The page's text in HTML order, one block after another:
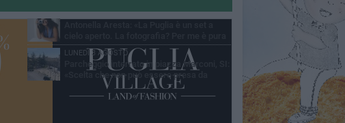
LUNEDÌ 3 AGOSTO
poesia»
LUNEDÌ 3 AGOSTO
Parcheggio interrato in piazza Marconi, SI:
«Scelta che non può essere presa da